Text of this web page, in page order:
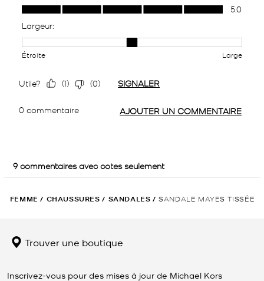
FEMME / CHAUSSURES / SANDALES / SANDALE MAYES TISSÉE
Trouver une boutique
Inscrivez-vous pour des mises à jour de Michael Kors